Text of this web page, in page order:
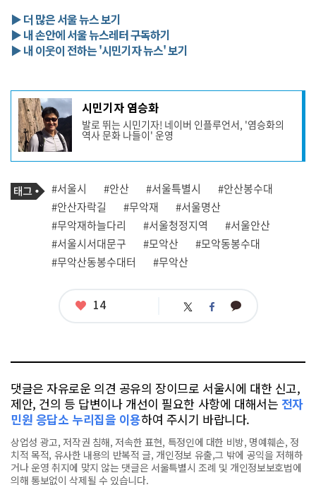
▶ 더 많은 서울 뉴스 보기
▶ 내 손안에 서울 뉴스레터 구독하기
▶ 내 이웃이 전하는 '시민기자 뉴스' 보기
기
사
작
성
자
프
필
시민기자 염승화
발로 뛰는 시민기자! 네이버 인플루언서, '염승화의
역사 문화 나들이' 운영
기
사
관
련
태
그
태
그
#서울시 #안산 #서울특별시
#안산봉수대
#안산자락길
#무악재
#서울명산
#무악재하늘다리
#서울청정지역
#서울안산
#서울시서대문구
#모악산
#모악동봉수대
#무악산동봉수대터
#무악산
좋
14 트 페 카
댓글은 자유로운 의견 공유의 장이므로 서울시에 대한 신고,
제안, 건의 등 답변이나 개선이 필요한 사항에 대해서는 전자
민원 응답소 누리집을 이용하여 주시기 바랍니다.
상업성 광고, 저작권 침해, 저속한 표현, 특정인에 대한 비방, 명예훼손, 정
치적 목적, 유사한 내용의 반복적 글, 개인정보 유출,그 밖에 공익을 저해하
거나 운영 취지에 맞지 않는 댓글은 서울특별시 조례 및 개인정보보호법에
의해 통보없이 삭제될 수 있습니다.